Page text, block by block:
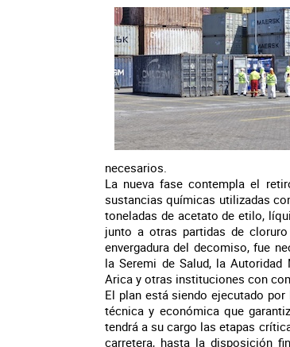
necesarios.
La nueva fase contempla el
sustancias químicas utilizadas
toneladas de acetato de etilo,
junto a otras partidas de
envergadura del decomiso, fue
la Seremi de Salud, la Autoridad
Arica y otras instituciones con
El plan está siendo ejecutado
técnica y económica que
tendrá a su cargo las etapas
carretera, hasta la disposición